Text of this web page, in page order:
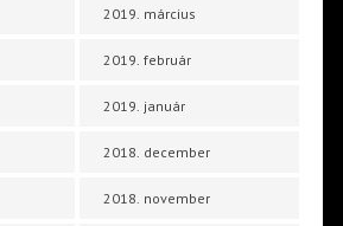
2019. március
2019. február
2019. január
2018. december
2018. november